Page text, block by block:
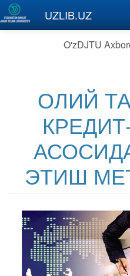
Skip to main content
UZLIB.UZ
O'zDJTU
ОЛИЙ
ЭТИШ